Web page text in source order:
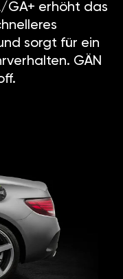
GA+ erhöht das
sorgt für ein
GÄN